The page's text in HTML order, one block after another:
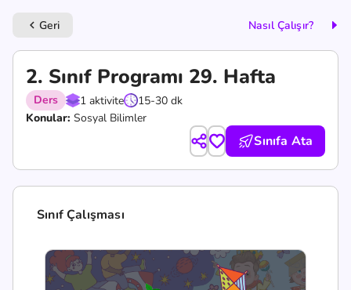
keyboard_arrow_left Geri Nasıl Çalışır?
2. Sınıf Programı 29. Hafta
Ders 1 aktivite
15-30 dk
Konular: Sosyal Bilimler
Sınıfa Ata
Sınıf Çalışması